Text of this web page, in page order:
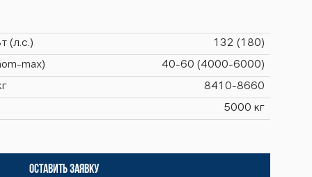
(л.с.) 132 (180)
max) 40-60 (4000-6000)
8410-8660
5000 кг
ОСТАВИТЬ ЗАЯВКУ